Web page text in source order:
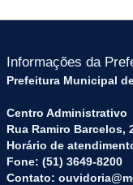
Informações da
Prefeitura Municipal
Centro Administrativo
Rua Ramiro Barcelos,
Horário de
Fone: (51) 3649-8200
Contato: